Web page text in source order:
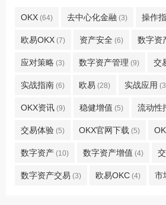
OKX (64) 去中心化金融 (3) 操作
欧易OKX (7) 资产安全 (6) 数字资
应对策略 (3) 数字资产管理 (9) 交
实战指南 (6) 欧易 (28) 实战应用
OKX资讯 (9) 稳健增值 (5) 流动性
交易体验 (5) OKX官网下载 (5)
数字资产 (10) 数字资产增值 (4)
数字资产交易 (3) 欧易OKC (4) 市